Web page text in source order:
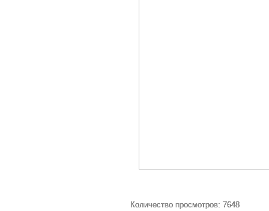
Количество просмотров: 7648